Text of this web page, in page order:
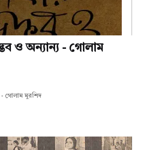
ও অন্যান্য - গোলাম
- গোলাম মুরশিদ